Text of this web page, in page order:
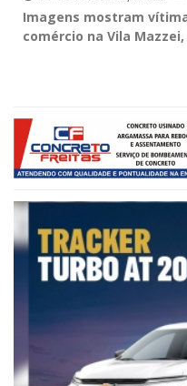
Imagens mostram
comércio na Vila Mazzei,